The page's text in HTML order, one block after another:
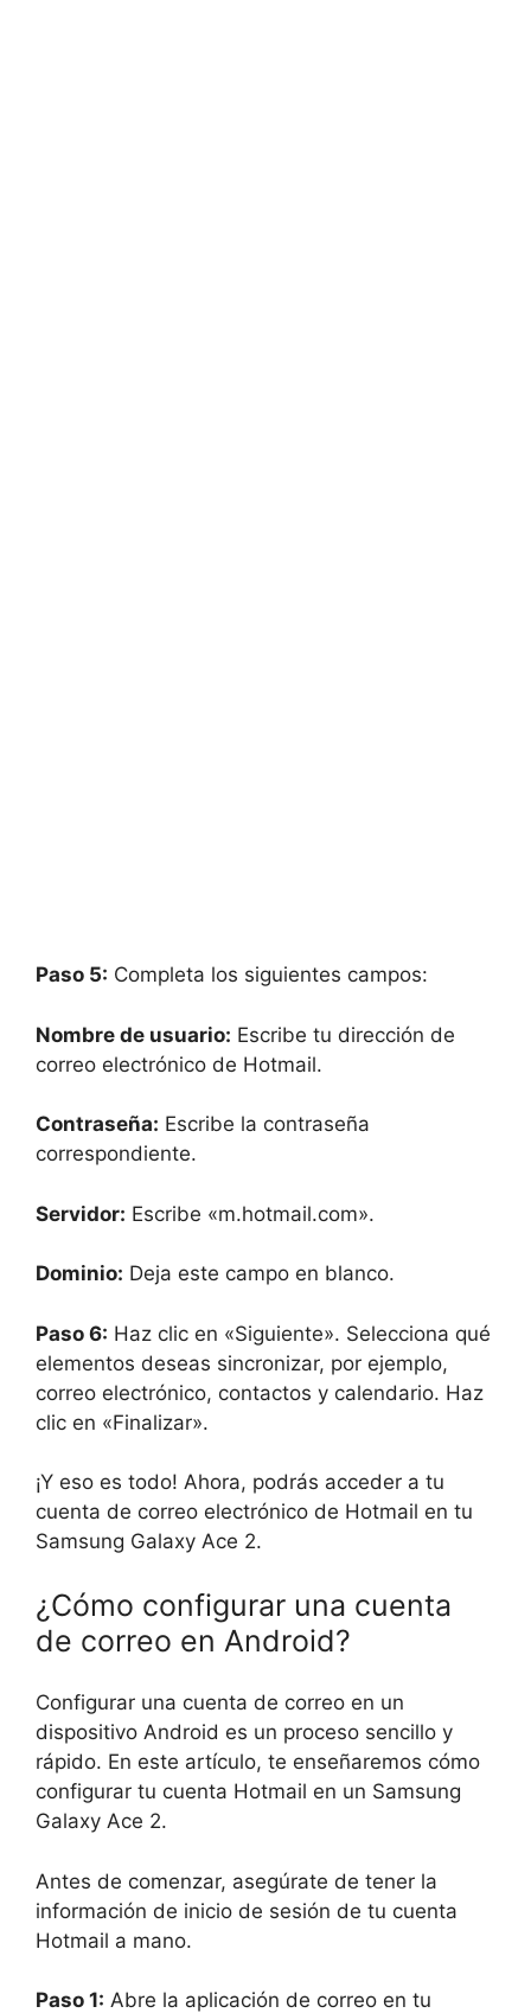
Paso 5: Completa los siguientes campos:
Nombre de usuario: Escribe tu dirección de
correo electrónico de Hotmail.
Contraseña: Escribe la contraseña
correspondiente.
Servidor: Escribe «m.hotmail.com».
Dominio: Deja este campo en blanco.
Paso 6: Haz clic en «Siguiente». Selecciona qué
elementos deseas sincronizar, por ejemplo,
correo electrónico, contactos y calendario. Haz
clic en «Finalizar».
¡Y eso es todo! Ahora, podrás acceder a tu
cuenta de correo electrónico de Hotmail en tu
Samsung Galaxy Ace 2.
¿Cómo configurar una cuenta
de correo en Android?
Configurar una cuenta de correo en un
dispositivo Android es un proceso sencillo y
rápido. En este artículo, te enseñaremos cómo
configurar tu cuenta Hotmail en un Samsung
Galaxy Ace 2.
Antes de comenzar, asegúrate de tener la
información de inicio de sesión de tu cuenta
Hotmail a mano.
Paso 1: Abre la aplicación de correo en tu